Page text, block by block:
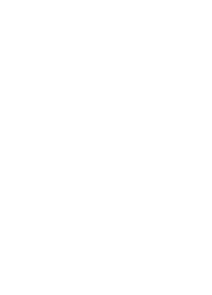
白柳嫣 柯乃予 何华超 邹文正